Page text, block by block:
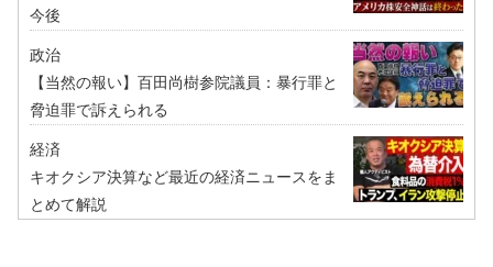
今後
政治
【当然の報い】百田尚樹参院議員：暴行罪と
脅迫罪で訴えられる
経済
キオクシア決算など最近の経済ニュースをま
とめて解説